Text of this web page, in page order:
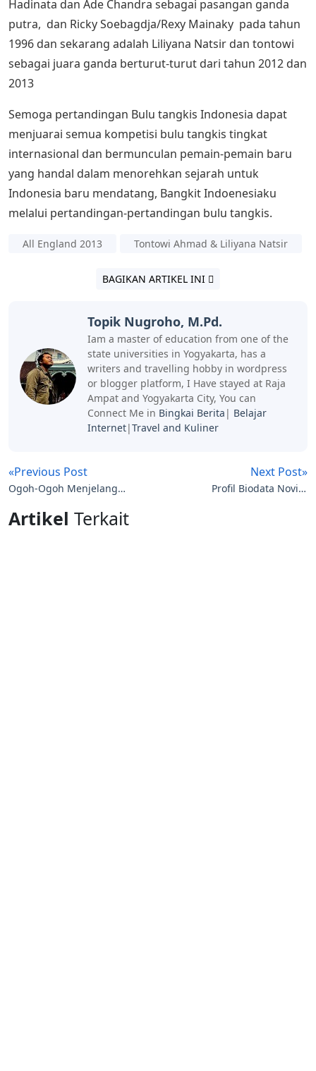
Hadinata dan Ade Chandra sebagai pasangan ganda
putra, dan Ricky Soebagdja/Rexy Mainaky pada tahun
1996 dan sekarang adalah Liliyana Natsir dan tontowi
sebagai juara ganda berturut-turut dari tahun 2012 dan
2013
Semoga pertandingan Bulu tangkis Indonesia dapat
menjuarai semua kompetisi bulu tangkis tingkat
internasional dan bermunculan pemain-pemain baru
yang handal dalam menorehkan sejarah untuk
Indonesia baru mendatang, Bangkit Indoenesiaku
melalui pertandingan-pertandingan bulu tangkis.
All England 2013 Tontowi Ahmad & Liliyana Natsir
BAGIKAN ARTIKEL INI
Topik Nugroho, M.Pd.
Iam a master of education from one of the
state universities in Yogyakarta, has a
writers and travelling hobby in wordpress
or blogger platform, I Have stayed at Raja
Ampat and Yogyakarta City, You can
Connect Me in Bingkai Berita | Belajar
Internet|Travel and Kuliner
«Previous Post
Ogoh-Ogoh Menjelang
Next Post»
Profil Biodata Novita
Artikel Terkait